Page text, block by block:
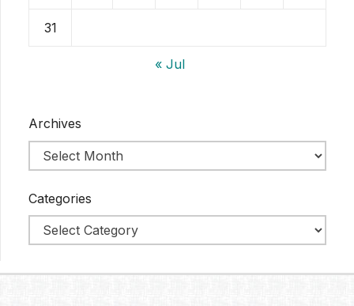
31
« Jul
Archives
Categories